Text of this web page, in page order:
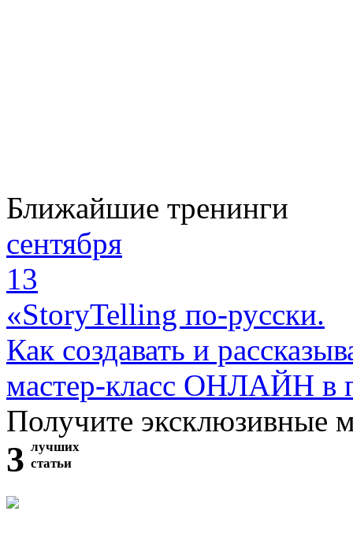
Ближайшие тренинги
сентября
13
«StoryTelling по-русски.
Как создавать и
мастер-класс ОНЛАЙН в
Получите эксклюзивные
3 лучших
статьи